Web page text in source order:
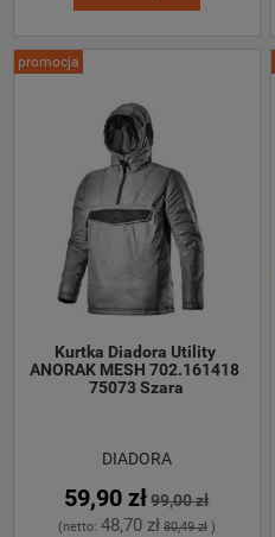
Kurtka Diadora Utility
ANORAK MESH 702.161418
75073 Szara
DIADORA
59,90 zł 99,00 zł
(netto: 48,70 zł 80,49 zł)
promocja